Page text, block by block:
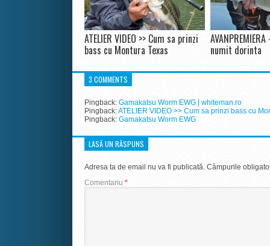
ATELIER VIDEO >> Cum sa prinzi
bass cu Montura Texas numit dorinta
3 COMMENTS
Pingback: Gamakatsu Worm EWG | whiteman.ro
Pingback:ATELIER VIDEO >> Cum sa prinzi bass cu
Pingback: Gamakatsu Worm EWG
LASĂ UN RĂSPUNS
Adresa ta de email nu va fi publicată. Câmpurile
Comentariu *